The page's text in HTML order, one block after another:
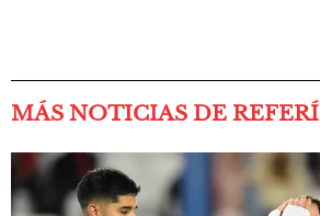
MÁS NOTICIAS DE REFERÍ